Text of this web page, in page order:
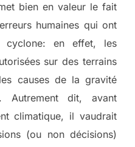
bien en valeur le fait
humaines qui ont
cyclone: en effet, les
sur des terrains
causes de la gravité
Autrement dit, avant
climatique, il vaudrait
(ou non décisions)